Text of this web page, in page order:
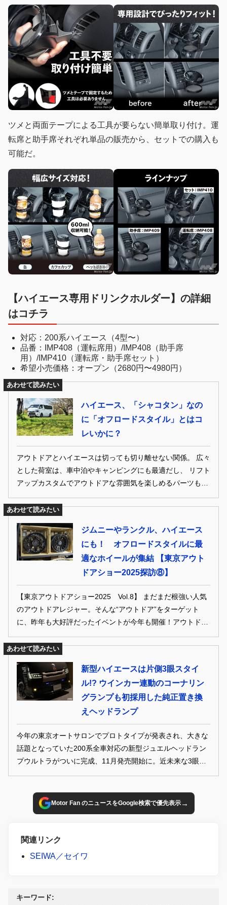
ツメと両面テープによる工具が要らない簡単取り付け。運
転席と助手席それぞれ単品の販売から、セットでの購入も
可能だ。
【ハイエース専用ドリンクホルダー】の詳細
はコチラ
対応：200系ハイエース（4型〜）
品番：IMP408（運転席用）/IMP408（助手席
用）/IMP410（運転席・助手席セット）
希望小売価格：オープン（2680円〜4980円）
あわせて読みたい
ハイエース、「シャコタン」なの
に「オフロードスタイル」とはコ
レいかに？
アウトドアとハイエースは切っても切り離せない関係。 広々
とした荷室は、車中泊やキャンピングにも最適だし、 リフト
アップカスタムでアウトドアな雰囲気を楽しめるパーツも豊
ング仕様を集めてみました。 これからのシーズン、外に飛び
あわせて読みたい
ジムニーやランクル、ハイエース
にも！ オフロードスタイルに最
適なホイールが集結 【東京アウト
ドアショー2025探訪⑧】
【東京アウトドアショー2025 Vol.8】 まだまだ根強い人気
のアウトドアレジャー。そんな“アウトドア”をターゲット
に、昨年も大好評だったイベントが今年も開催！アウトドア
ーを筆頭に、クルマ関係アイテムを扱うメーカー・ショップ
ルワゴンブースでは、外遊びを楽しく快適に、そしてスタイ
ル性も高い魅力的な6台を展示。オリジナルアイテムはもち
ろん、コーディネイト方法などにも注目です！
あわせて読みたい
新型ハイエースは片側3眼スタイ
ル!? ウインカー連動のコーナリン
グランプも初採用した純正置き換
えヘッドランプ
今年の東京オートサロンでプロトタイプが発表され、大きな
話題となっていた200系全車対応の新型ジュエルヘッドラン
プウルトラがついに完成、11月発売開始に。近未来な3眼仕
Motor Fan のニュースをGoogle検索で優先表示→
関連リンク
SEIWA／セイワ
キーワード: